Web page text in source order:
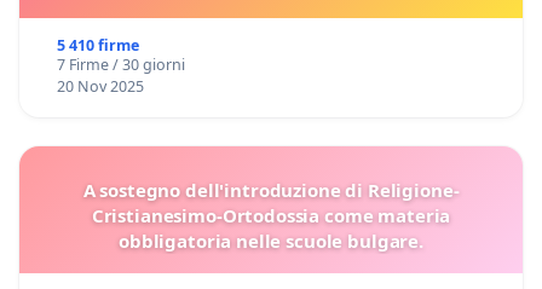
5 410 firme
7 Firme / 30 giorni
20 Nov 2025
A sostegno dell'introduzione di Religione-
Cristianesimo-Ortodossia come materia
obbligatoria nelle scuole bulgare.